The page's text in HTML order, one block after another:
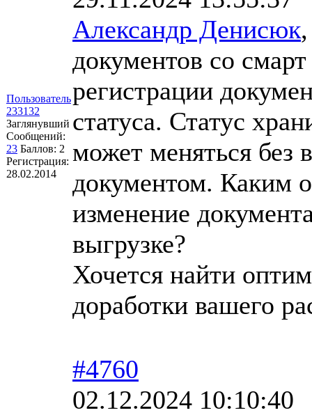
Пользователь
233132
Заглянувший
Сообщений:
23 Баллов: 2
Регистрация:
28.02.2014
Александр Денисюк
документов со
регистрации
статуса. Статус
может меняться без
документом. Каким
изменение
выгрузке?
Хочется найти
доработки вашего
#4760
02.12.2024 10:10:40